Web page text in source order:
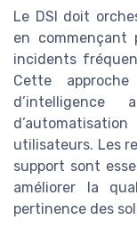
Le DSI doit
en commençant
incidents
Cette
d’intelligence
utilisateurs. Les
support sont
améliorer la
pertinence des